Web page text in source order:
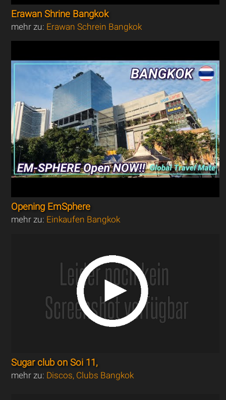
Erawan Shrine Bangkok
mehr zu: Erawan Schrein Bangkok
Opening EmSphere
mehr zu: Einkaufen Bangkok
Sugar club on Soi 11,
mehr zu: Discos, Clubs Bangkok